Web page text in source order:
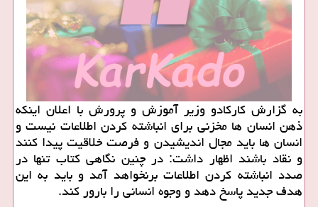
به گزارش کارکادو وزیر آموزش و پرورش با اعلان اینکه
ذهن انسان ها مخزنی برای انباشته کردن اطلاعات نیست و
انسان ها باید مجال اندیشیدن و فرصت خلاقیت پیدا کنند
و نقاد باشند اظهار داشت: در چنین نگاهی کتاب تنها در
صدد انباشته کردن اطلاعات برنخواهد آمد و باید به این
هدف جدید پاسخ دهد و وجوه انسانی را بارور کند.